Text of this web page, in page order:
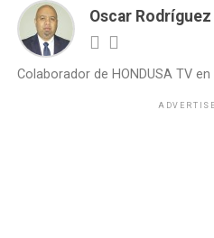
Oscar Rodríguez
Colaborador de HONDUSA TV